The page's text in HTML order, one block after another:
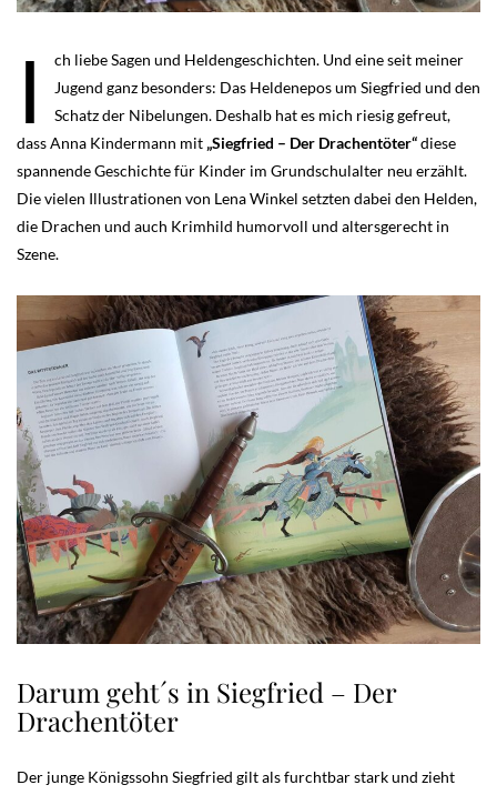
I
ch liebe Sagen und Heldengeschichten. Und eine seit meiner
Jugend ganz besonders: Das Heldenepos um Siegfried und den
Schatz der Nibelungen. Deshalb hat es mich riesig gefreut,
dass Anna Kindermann mit „Siegfried – Der Drachentöter“diese
spannende Geschichte für Kinder im Grundschulalter neu erzählt.
Die vielen Illustrationen von Lena Winkel setzten dabei den Helden,
die Drachen und auch Krimhild humorvoll und altersgerecht in
Szene.
Darum geht´s in Siegfried – Der
Drachentöter
Der junge Königssohn Siegfried gilt als furchtbar stark und zieht